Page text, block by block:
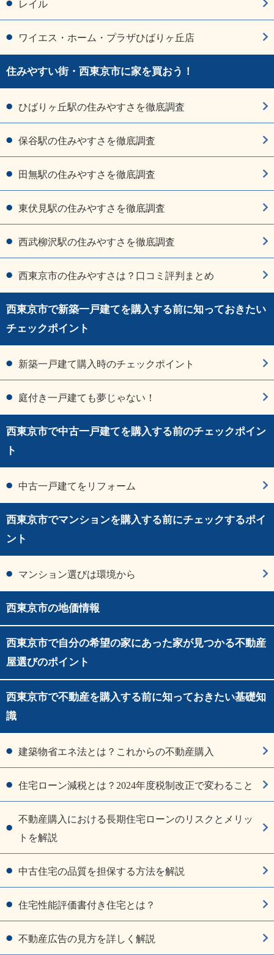
レイル
ワイエス・ホーム・プラザひばりヶ丘店
住みやすい街・西東京市に家を買おう！
ひばりヶ丘駅の住みやすさを徹底調査
保谷駅の住みやすさを徹底調査
田無駅の住みやすさを徹底調査
東伏見駅の住みやすさを徹底調査
西武柳沢駅の住みやすさを徹底調査
西東京市の住みやすさは？口コミ評判まとめ
西東京市で新築一戸建てを購入する前に知っておきたい
チェックポイント
新築一戸建て購入時のチェックポイント
庭付き一戸建ても夢じゃない！
西東京市で中古一戸建てを購入する前のチェックポイン
ト
中古一戸建てをリフォーム
西東京市でマンションを購入する前にチェックするポイ
ント
マンション選びは環境から
西東京市の地価情報
西東京市で自分の希望の家にあった家が見つかる不動産
屋選びのポイント
西東京市で不動産を購入する前に知っておきたい基礎知
識
建築物省エネ法とは？これからの不動産購入
住宅ローン減税とは？2024年度税制改正で変わること
不動産購入における長期住宅ローンのリスクとメリッ
トを解説
中古住宅の品質を担保する方法を解説
住宅性能評価書付き住宅とは？
不動産広告の見方を詳しく解説